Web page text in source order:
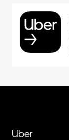
Uber